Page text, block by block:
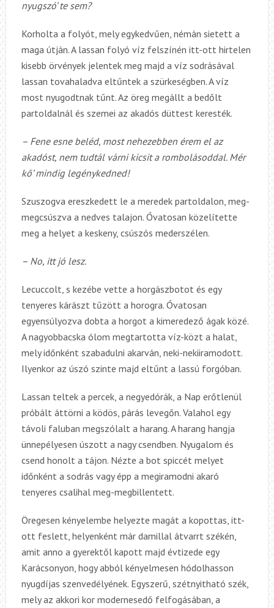
nyugszó’ te sem?
Korholta a folyót, mely egykedvűen, némán sietett a
maga útján. A lassan folyó víz felszínén itt-ott hirtelen
kisebb örvények jelentek meg majd a víz sodrásával
lassan tovahaladva eltűntek a szürkeségben. A víz
most nyugodtnak tűnt. Az öreg megállt a bedőlt
partoldalnál és szemei az akadós düttest keresték.
– Fene esne beléd, most nehezebben érem el az
akadóst, nem tudtál várni kicsit a rombolásoddal. Mér
kő’ mindig legénykedned!
Szuszogva ereszkedett le a meredek partoldalon, meg-
megcsúszva a nedves talajon. Óvatosan közelítette
meg a helyet a keskeny, csúszós mederszélen.
– No, itt jó lesz.
Lecuccolt, s kezébe vette a horgászbotot és egy
tenyeres kárászt tűzött a horogra. Óvatosan
egyensúlyozva dobta a horgot a kimeredező ágak közé.
A nagyobbacska ólom megtartotta víz-közt a halat,
mely időnként szabadulni akarván, neki-nekiiramodott.
Ilyenkor az úszó szinte majd eltűnt a lassú forgóban.
Lassan teltek a percek, a negyedórák, a Nap erőtlenül
próbált áttörni a ködös, párás levegőn. Valahol egy
távoli faluban megszólalt a harang. A harang hangja
ünnepélyesen úszott a nagy csendben. Nyugalom és
csend honolt a tájon. Nézte a bot spiccét melyet
időnként a sodrás vagy épp a megiramodni akaró
tenyeres csalihal meg-megbillentett.
Öregesen kényelembe helyezte magát a kopottas, itt-
ott feslett, helyenként már damillal átvarrt székén,
amit anno a gyerektől kapott majd évtizede egy
Karácsonyon, hogy abból kényelmesen hódolhasson
nyugdíjas szenvedélyének. Egyszerű, szétnyitható szék,
mely az akkori kor modernesedő felfogásában, a